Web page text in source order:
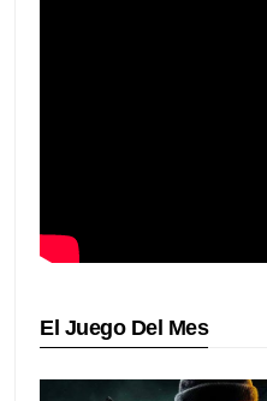
El Juego Del Mes